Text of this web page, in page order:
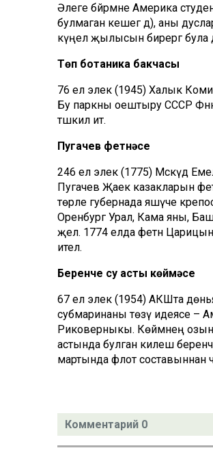
Әлеге бәйрәмне Америка
булмаган кешегә дә), аны
күңел җылысын бирергә була
Төп ботаника бакчасы
76 ел элек (1945) Халык
Бу паркны оештыру СССР
тәшкил итә.
Пугачев фетнәсе
246 ел элек (1775) Мәскәүдә
Пугачев Җаек казакларын
төрле губернада яшәүче
Оренбург Урал, Кама яны,
җәелә. 1774 елда фетнә
ителә.
Беренче су асты көймәсе
67 ел элек (1954) АКШта
субмаринаны төзү идеясе –
Риковерныкы. Көймәнең
астында булган килеш
мартында флот составыннан
Комментарий 0